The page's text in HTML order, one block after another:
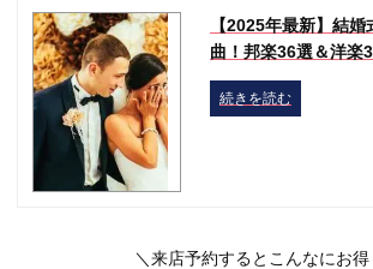
【2025年最新】結
曲！邦楽36選＆洋楽
続きを読む
＼来店予約するとこんなにお得